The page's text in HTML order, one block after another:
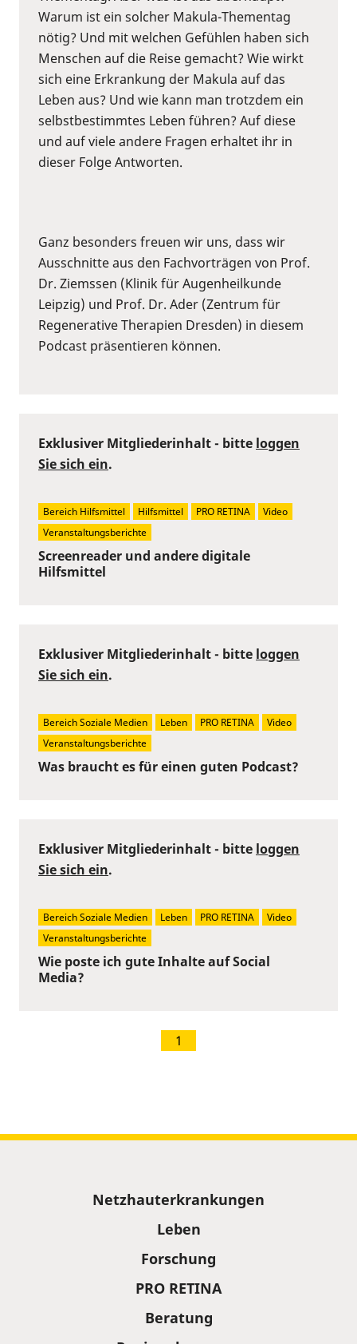
Warum ist ein solcher Makula-Thementag
nötig? Und mit welchen Gefühlen haben sich
Menschen auf die Reise gemacht? Wie wirkt
sich eine Erkrankung der Makula auf das
Leben aus? Und wie kann man trotzdem ein
selbstbestimmtes Leben führen? Auf diese
und auf viele andere Fragen erhaltet ihr in
dieser Folge Antworten.
Ganz besonders freuen wir uns, dass wir
Ausschnitte aus den Fachvorträgen von Prof.
Dr. Ziemssen (Klinik für Augenheilkunde
Leipzig) und Prof. Dr. Ader (Zentrum für
Regenerative Therapien Dresden) in diesem
Podcast präsentieren können.
Screenreader und andere digitale
Hilfsmittel
Exklusiver Mitgliederinhalt - bitte loggen
Sie sich ein.
Bereich Hilfsmittel Hilfsmittel PRO RETINA
Video
Veranstaltungsberichte
Was braucht es für einen guten Podcast?
Exklusiver Mitgliederinhalt - bitte loggen
Sie sich ein.
Bereich Soziale Medien Leben PRO RETINA
Video
Veranstaltungsberichte
Wie poste ich gute Inhalte auf Social
Media?
Exklusiver Mitgliederinhalt - bitte loggen
Sie sich ein.
Bereich Soziale Medien Leben PRO RETINA
Video
Veranstaltungsberichte
1
Netzhauterkrankungen
Leben
Forschung
PRO RETINA
Beratung